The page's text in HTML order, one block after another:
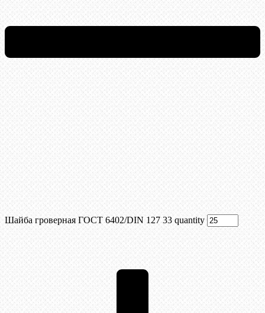
Шайба гроверная ГОСТ 6402/DIN 127 33 quantity